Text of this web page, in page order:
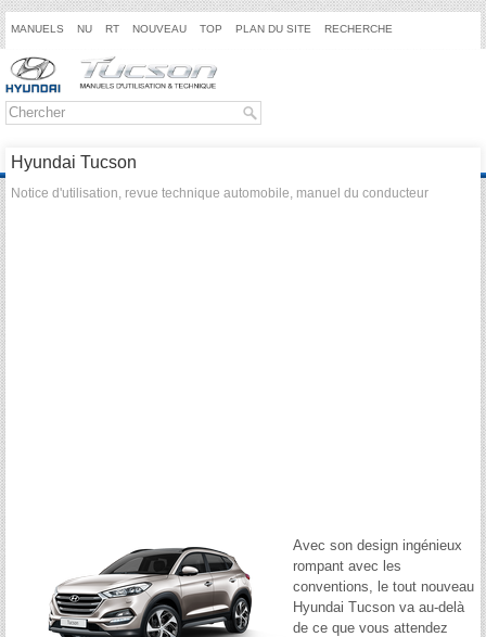
MANUELS NU RT NOUVEAU TOP PLAN DU SITE RECHERCHE
Hyundai Tucson
Notice d'utilisation, revue technique automobile, manuel du conducteur
Avec son design ingénieux
rompant avec les
conventions, le tout nouveau
Hyundai Tucson va au-delà
de ce que vous attendez